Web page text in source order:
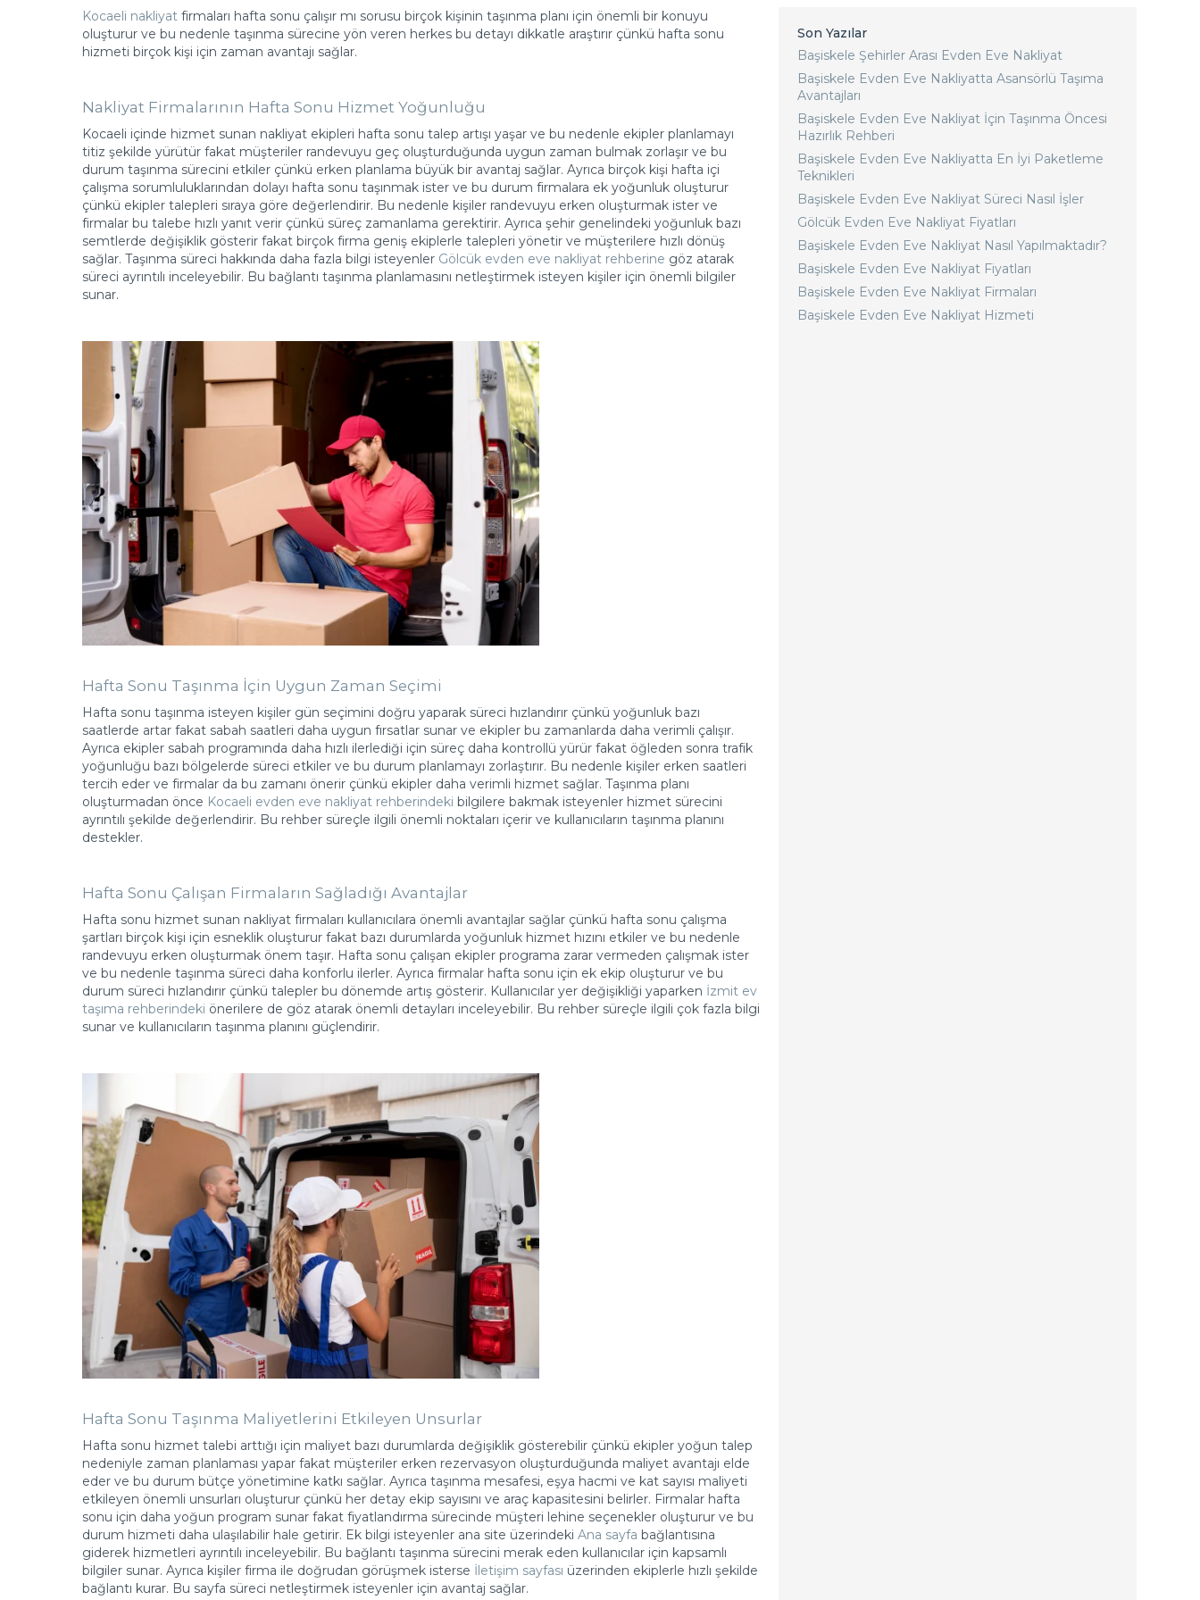
Kocaeli nakliyat firmaları hafta sonu çalışır mı sorusu birçok kişinin taşınma planı için önemli bir konuyu
oluşturur ve bu nedenle taşınma sürecine yön veren herkes bu detayı dikkatle araştırır çünkü hafta sonu
hizmeti birçok kişi için zaman avantajı sağlar.
Nakliyat Firmalarının Hafta Sonu Hizmet Yoğunluğu
Kocaeli içinde hizmet sunan nakliyat ekipleri hafta sonu talep artışı yaşar ve bu nedenle ekipler planlamayı
titiz şekilde yürütür fakat müşteriler randevuyu geç oluşturduğunda uygun zaman bulmak zorlaşır ve bu
durum taşınma sürecini etkiler çünkü erken planlama büyük bir avantaj sağlar. Ayrıca birçok kişi hafta içi
çalışma sorumluluklarından dolayı hafta sonu taşınmak ister ve bu durum firmalara ek yoğunluk oluşturur
çünkü ekipler talepleri sıraya göre değerlendirir. Bu nedenle kişiler randevuyu erken oluşturmak ister ve
firmalar bu talebe hızlı yanıt verir çünkü süreç zamanlama gerektirir. Ayrıca şehir genelindeki yoğunluk bazı
semtlerde değişiklik gösterir fakat birçok firma geniş ekiplerle talepleri yönetir ve müşterilere hızlı dönüş
sağlar. Taşınma süreci hakkında daha fazla bilgi isteyenler Gölcük evden eve nakliyat rehberine göz atarak
süreci ayrıntılı inceleyebilir. Bu bağlantı taşınma planlamasını netleştirmek isteyen kişiler için önemli bilgiler
sunar.
Hafta Sonu Taşınma İçin Uygun Zaman Seçimi
Hafta sonu taşınma isteyen kişiler gün seçimini doğru yaparak süreci hızlandırır çünkü yoğunluk bazı
saatlerde artar fakat sabah saatleri daha uygun fırsatlar sunar ve ekipler bu zamanlarda daha verimli çalışır.
Ayrıca ekipler sabah programında daha hızlı ilerlediği için süreç daha kontrollü yürür fakat öğleden sonra trafik
yoğunluğu bazı bölgelerde süreci etkiler ve bu durum planlamayı zorlaştırır. Bu nedenle kişiler erken saatleri
tercih eder ve firmalar da bu zamanı önerir çünkü ekipler daha verimli hizmet sağlar. Taşınma planı
oluşturmadan önce Kocaeli evden eve nakliyat rehberindeki bilgilere bakmak isteyenler hizmet sürecini
ayrıntılı şekilde değerlendirir. Bu rehber süreçle ilgili önemli noktaları içerir ve kullanıcıların taşınma planını
destekler.
Hafta Sonu Çalışan Firmaların Sağladığı Avantajlar
Hafta sonu hizmet sunan nakliyat firmaları kullanıcılara önemli avantajlar sağlar çünkü hafta sonu çalışma
şartları birçok kişi için esneklik oluşturur fakat bazı durumlarda yoğunluk hizmet hızını etkiler ve bu nedenle
randevuyu erken oluşturmak önem taşır. Hafta sonu çalışan ekipler programa zarar vermeden çalışmak ister
ve bu nedenle taşınma süreci daha konforlu ilerler. Ayrıca firmalar hafta sonu için ek ekip oluşturur ve bu
durum süreci hızlandırır çünkü talepler bu dönemde artış gösterir. Kullanıcılar yer değişikliği yaparken İzmit ev
taşıma rehberindeki önerilere de göz atarak önemli detayları inceleyebilir. Bu rehber süreçle ilgili çok fazla bilgi
sunar ve kullanıcıların taşınma planını güçlendirir.
Hafta Sonu Taşınma Maliyetlerini Etkileyen Unsurlar
Hafta sonu hizmet talebi arttığı için maliyet bazı durumlarda değişiklik gösterebilir çünkü ekipler yoğun talep
nedeniyle zaman planlaması yapar fakat müşteriler erken rezervasyon oluşturduğunda maliyet avantajı elde
eder ve bu durum bütçe yönetimine katkı sağlar. Ayrıca taşınma mesafesi, eşya hacmi ve kat sayısı maliyeti
etkileyen önemli unsurları oluşturur çünkü her detay ekip sayısını ve araç kapasitesini belirler. Firmalar hafta
sonu için daha yoğun program sunar fakat fiyatlandırma sürecinde müşteri lehine seçenekler oluşturur ve bu
durum hizmeti daha ulaşılabilir hale getirir. Ek bilgi isteyenler ana site üzerindeki Ana sayfa bağlantısına
giderek hizmetleri ayrıntılı inceleyebilir. Bu bağlantı taşınma sürecini merak eden kullanıcılar için kapsamlı
bilgiler sunar. Ayrıca kişiler firma ile doğrudan görüşmek isterse İletişim sayfası üzerinden ekiplerle hızlı şekilde
bağlantı kurar. Bu sayfa süreci netleştirmek isteyenler için avantaj sağlar.
Son Yazılar
Başiskele Şehirler Arası Evden Eve Nakliyat
Başiskele Evden Eve Nakliyatta Asansörlü Taşıma
Avantajları
Başiskele Evden Eve Nakliyat İçin Taşınma Öncesi
Hazırlık Rehberi
Başiskele Evden Eve Nakliyatta En İyi Paketleme
Teknikleri
Başiskele Evden Eve Nakliyat Süreci Nasıl İşler
Gölcük Evden Eve Nakliyat Fiyatları
Başiskele Evden Eve Nakliyat Nasıl Yapılmaktadır?
Başiskele Evden Eve Nakliyat Fiyatları
Başiskele Evden Eve Nakliyat Firmaları
Başiskele Evden Eve Nakliyat Hizmeti